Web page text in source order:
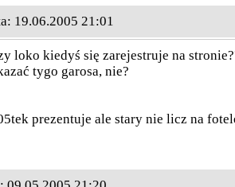
19.06.2005 21:01
loko kiedyś się zarejestruje na
tygo garosa, nie?
prezentuje ale stary nie licz na